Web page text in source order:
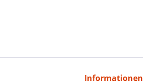
Informationen